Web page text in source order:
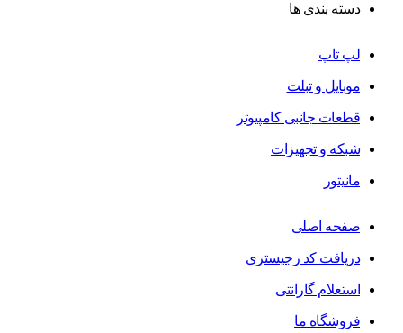
دسته بندی ها
لپ تاپ
موبایل و تبلت
قطعات جانبی کامپیوتر
شبکه و تجهیزات
مانیتور
صفحه اصلی
دریافت کد رجیستری
استعلام گارانتی
فروشگاه ما